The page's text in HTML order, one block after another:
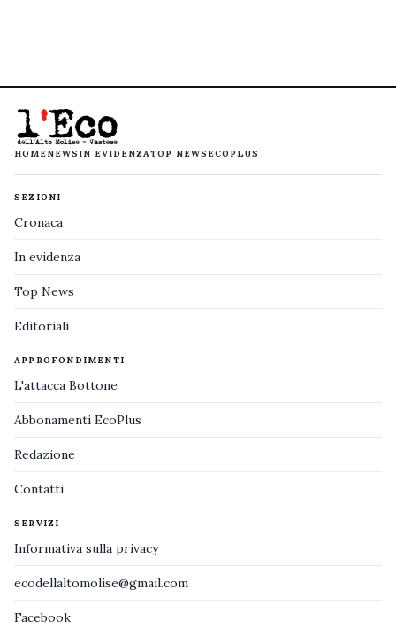
HOMENEWS IN EVIDENZATOP NEWS ECOPLUS
SEZIONI
Cronaca
In evidenza
Top News
Editoriali
APPROFONDIMENTI
L'attacca Bottone
Abbonamenti EcoPlus
Redazione
Contatti
SERVIZI
Informativa sulla privacy
ecodellaltomolise@gmail.com
Facebook